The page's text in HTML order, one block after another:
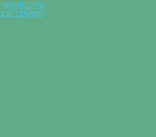
ФАХІВЦЯМ
ЦЕ ЦІКАВО